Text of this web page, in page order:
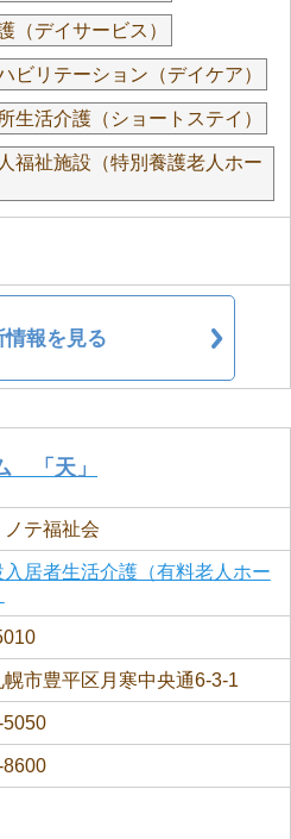
（デイサービス）
ビリテーション（デイケア）
生活介護（ショートステイ）
福祉施設（特別養護老人ホー
情報を見る
「天」
ノテ福祉会
居者生活介護（有料老人ホー
市豊平区月寒中央通6-3-1
5050
8600